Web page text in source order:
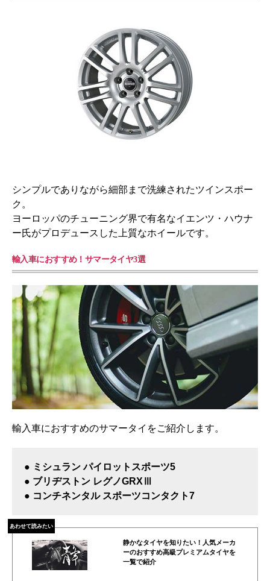
シンプルでありながら細部まで洗練されたツインスポー
ク。
ヨーロッパのチューニング界で有名なイエンツ・ハウナ
ー氏がプロデュースした上質なホイールです。
輸入車におすすめ！サマータイヤ3選
輸入車におすすめのサマータイをご紹介します。
● ミシュラン パイロットスポーツ5
● ブリヂストン レグノGRXⅢ
● コンチネンタル スポーツコンタクト7
あわせて読みたい
静かなタイヤを知りたい！人気メーカ
ーのおすすめ高級プレミアムタイヤを
一覧で紹介